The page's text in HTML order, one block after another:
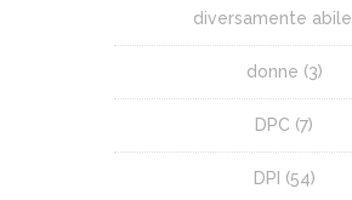
diversamente abile
donne (3)
DPC (7)
DPI (54)